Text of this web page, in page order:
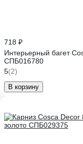
718 ₽
Интерьерный багет
СПБ016780
5(2)
В корзину